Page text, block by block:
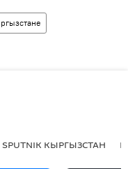
КЫРГЫЗСТАН